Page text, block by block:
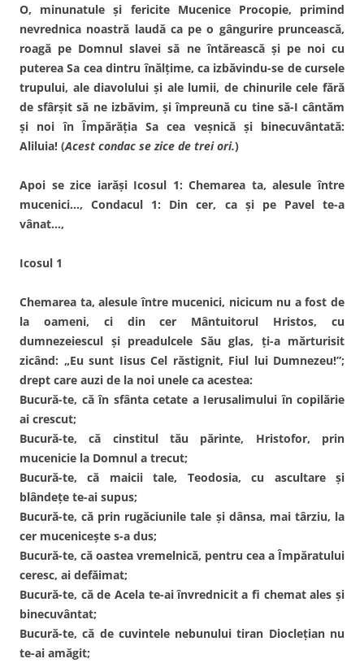
O, minunatule şi fericite Mucenice Procopie, primind
nevrednica noastră laudă ca pe o gângurire pruncească,
roagă pe Domnul slavei să ne întărească şi pe noi cu
puterea Sa cea dintru înălţime, ca izbăvindu-se de cursele
trupului, ale diavolului şi ale lumii, de chinurile cele fără
de sfârşit să ne izbăvim, şi împreună cu tine să-I cântăm
şi noi în Împărăţia Sa cea veşnică şi binecuvântată:
Aliluia! (Acest condac se zice de trei ori.)
Apoi se zice iarăşi Icosul 1: Chemarea ta, alesule între
mucenici…, Condacul 1: Din cer, ca şi pe Pavel te-a
vânat…,
Icosul 1
Chemarea ta, alesule între mucenici, nicicum nu a fost de
la oameni, ci din cer Mântuitorul Hristos, cu
dumnezeiescul şi preadulcele Său glas, ţi-a mărturisit
zicând: „Eu sunt Iisus Cel răstignit, Fiul lui Dumnezeu!”;
drept care auzi de la noi unele ca acestea:
Bucură-te, că în sfânta cetate a Ierusalimului în copilărie
ai crescut;
Bucură-te, că cinstitul tău părinte, Hristofor, prin
mucenicie la Domnul a trecut;
Bucură-te, că maicii tale, Teodosia, cu ascultare şi
blândeţe te-ai supus;
Bucură-te, că prin rugăciunile tale şi dânsa, mai târziu, la
cer muceniceşte s-a dus;
Bucură-te, că oastea vremelnică, pentru cea a Împăratului
ceresc, ai defăimat;
Bucură-te, că de Acela te-ai învrednicit a fi chemat ales şi
binecuvântat;
Bucură-te, că de cuvintele nebunului tiran Diocleţian nu
te-ai amăgit;